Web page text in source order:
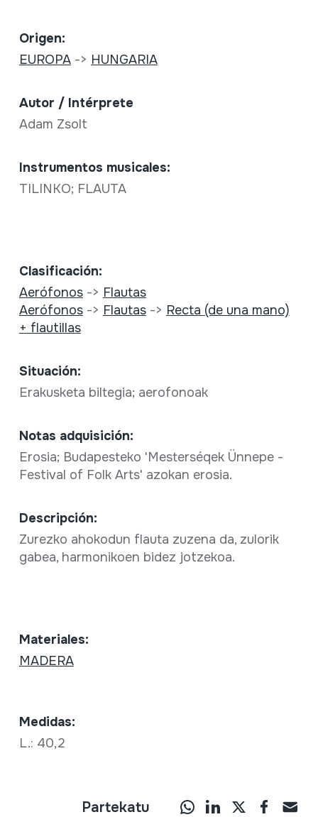
Origen:
EUROPA-> HUNGARIA
Autor / Intérprete
Adam Zsolt
Instrumentos musicales:
TILINKO; FLAUTA
Clasificación:
Aerófonos-> Flautas
Aerófonos-> Flautas-> Recta (de una mano)
+ flautillas
Situación:
Erakusketa biltegia; aerofonoak
Notas adquisición:
Erosia; Budapesteko 'Mesterséqek Ünnepe -
Festival of Folk Arts' azokan erosia.
Descripción:
Zurezko ahokodun flauta zuzena da, zulorik
gabea, harmonikoen bidez jotzekoa.
Materiales:
MADERA
Medidas:
L.: 40,2
Partekatu